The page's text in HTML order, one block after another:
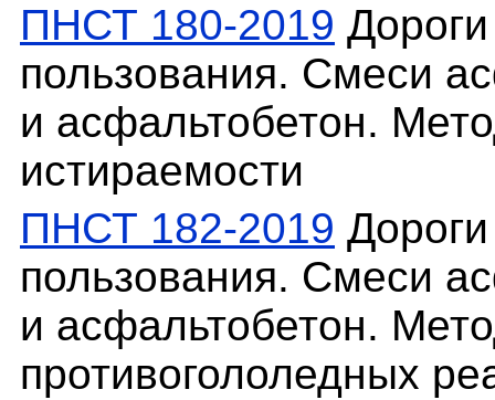
ПНСТ 180-2019
пользования. Смеси
и асфальтобетон.
истираемости
ПНСТ 182-2019
пользования. Смеси
и асфальтобетон.
противогололедных